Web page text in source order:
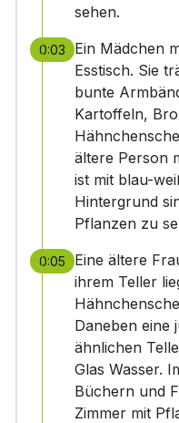
sehen.
0:03
Ein Mädchen
Esstisch. Sie
bunte
Kartoffeln,
ältere Person
ist mit blau-
Hintergrund
Pflanzen zu
0:05
Eine ältere
ihrem Teller
Daneben eine
ähnlichen
Glas Wasser.
Büchern und
Zimmer mit